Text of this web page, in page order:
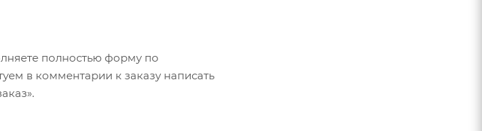
полностью форму по
в комментарии к заказу написать